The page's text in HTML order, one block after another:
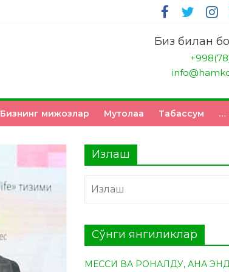
Биз билан
Бизнинг мижозлар Мутолаа Табасcум …
Излаш
Сўнги янгиликлар
МЕССИ ВА РОНАЛДУ, АНА